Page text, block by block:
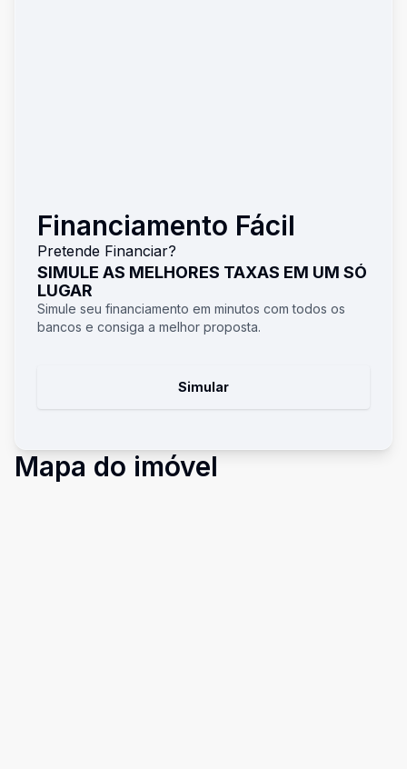
Financiamento Fácil
Pretende Financiar?
SIMULE AS MELHORES TAXAS EM UM SÓ
LUGAR
Simule seu financiamento em minutos com todos os
bancos e consiga a melhor proposta.
Simular
Mapa do imóvel